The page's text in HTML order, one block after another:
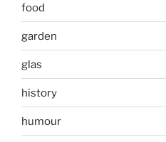
food
garden
glas
history
humour